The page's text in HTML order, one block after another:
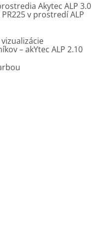
Akytec ALP 3.0
v prostredí ALP
– akYtec ALP 2.10